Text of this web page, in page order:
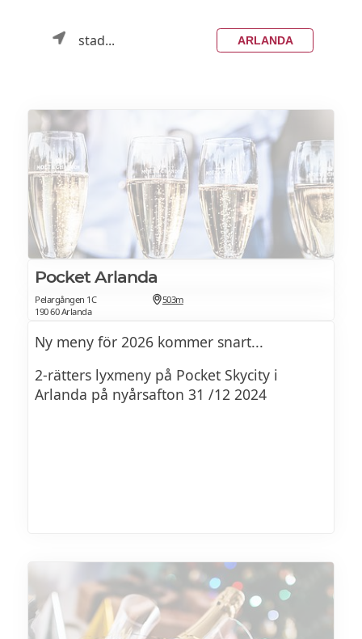
stad... ARLANDA
Pocket Arlanda
Pelargången 1C
190 60 Arlanda
503m
Ny meny för 2026 kommer snart...
2-rätters lyxmeny på Pocket Skycity i
Arlanda på nyårsafton 31 /12 2024